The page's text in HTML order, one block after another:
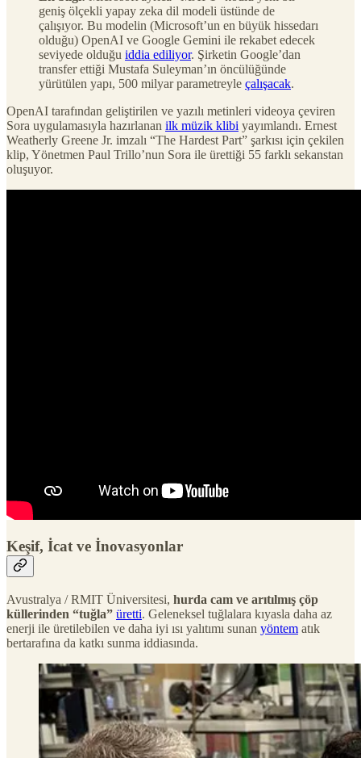
geniş ölçekli yapay zeka dil modeli üstünde de
çalışıyor. Bu modelin (Microsoft’un en büyük hissedarı
olduğu) OpenAI ve Google Gemini ile rekabet edecek
seviyede olduğu iddia ediliyor. Şirketin Google’dan
transfer ettiği Mustafa Suleyman’ın öncülüğünde
yürütülen yapı, 500 milyar parametreyle çalışacak.
OpenAI tarafından geliştirilen ve yazılı metinleri videoya çeviren
Sora uygulamasıyla hazırlanan ilk müzik klibi yayımlandı. Ernest
Weatherly Greene Jr. imzalı “The Hardest Part” şarkısı için çekilen
klip, Yönetmen Paul Trillo’nun Sora ile ürettiği 55 farklı sekanstan
oluşuyor.
Keşif, İcat ve İnovasyonlar
Avustralya / RMIT Üniversitesi, hurda cam ve arıtılmış çöp
küllerinden “tuğla” üretti. Geleneksel tuğlalara kıyasla daha az
enerji ile üretilebilen ve daha iyi ısı yalıtımı sunan yöntem atık
bertarafına da katkı sunma iddiasında.